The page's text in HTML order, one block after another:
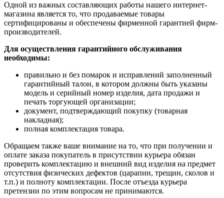
Одной из важных составляющих работы нашего интернет-
магазина является то, что продаваемые товары
сертифицированы и обеспечены фирменной гарантией фирм-
производителей.
Для осуществления гарантийного обслуживания
необходимы:
правильно и без помарок и исправлений заполненный
гарантийный талон, в котором должны быть указаны
модель и серийный номер изделия, дата продажи и
печать торгующей организации;
документ, подтверждающий покупку (товарная
накладная);
полная комплектация товара.
Обращаем также ваше внимание на то, что при получении и
оплате заказа покупатель в присутствии курьера обязан
проверить комплектацию и внешний вид изделия на предмет
отсутствия физических дефектов (царапин, трещин, сколов и
т.п.) и полноту комплектации. После отъезда курьера
претензии по этим вопросам не принимаются.